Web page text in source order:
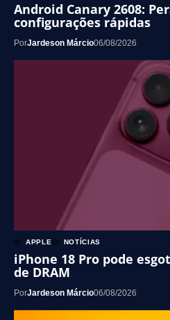
Android Canary 2608:
configurações rápidas
PorJardeson Márcio06/08/2026
APPLE NOTÍCIAS
iPhone 18 Pro pode
de DRAM
PorJardeson Márcio06/08/2026